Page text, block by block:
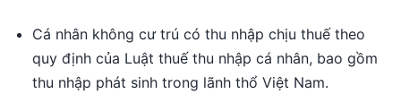
Cá nhân không cư trú có thu nhập chịu thuế theo
quy định của Luật thuế thu nhập cá nhân, bao gồm
thu nhập phát sinh trong lãnh thổ Việt Nam.